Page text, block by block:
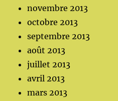
novembre 2013
octobre 2013
septembre 2013
août 2013
juillet 2013
avril 2013
mars 2013